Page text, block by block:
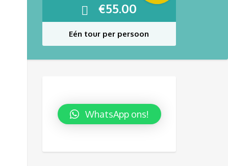
€55.00
Eén tour per persoon
WhatsApp ons!